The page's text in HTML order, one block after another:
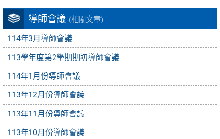
導師會議 (相關文章)
114年3月導師會議
113學年度第2學期期初導師會議
114年1月份導師會議
113年12月份導師會議
113年11月份導師會議
113年10月份導師會議